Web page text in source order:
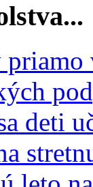
deti